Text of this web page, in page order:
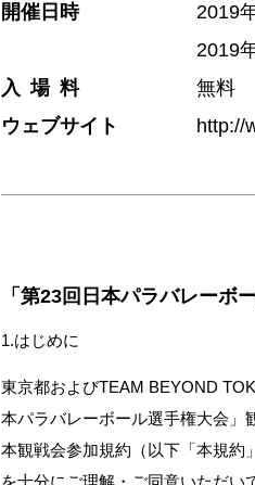
開催日時
2019
2019
入 場 料
無料
ウェブサイト
http://
「第23回日本パラバレーボ
1.はじめに
東京都およびTEAM BEYOND
本パラバレーボール選手権大会」
本観戦会参加規約（以下「本規約